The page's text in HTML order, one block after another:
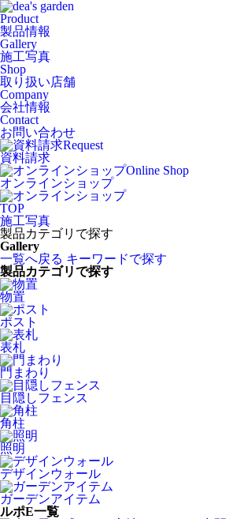
Product
製品情報
Gallery
施工写真
Shop
取り扱い店舗
Company
会社情報
Contact
お問い合わせ
Request
資料請求
Online Shop
オンラインショップ
TOP
施工写真
製品カテゴリで探す
Gallery
一覧へ戻る キーワードで探す
製品カテゴリで探す
物置
ポスト
表札
門まわり
目隠しフェンス
角柱
照明
デザインウォール
ガーデンアイテム
ルポE一覧